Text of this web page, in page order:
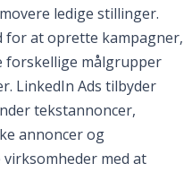
ledige stillinger.
for at oprette kampagner,
forskellige målgrupper
LinkedIn Ads tilbyder
tekstannoncer,
annoncer og
med at